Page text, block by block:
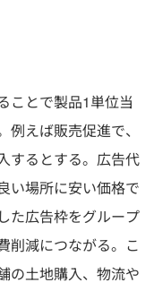
ことで製品1単位当
えば販売促進で、
するとする。広告代
い場所に安い価格で
た広告枠をグループ
削減につながる。こ
の土地購入、物流や